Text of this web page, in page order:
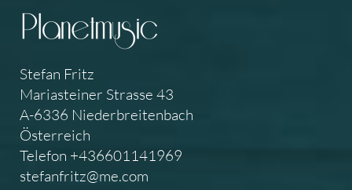
Stefan Fritz
Mariasteiner Strasse 43
A-6336 Niederbreitenbach
Österreich
Telefon +436601141969
stefanfritz@me.com